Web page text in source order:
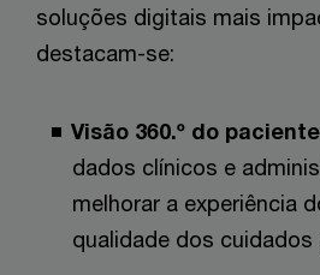
soluções digitais mais
destacam-se:
Visão 360.º do
dados clínicos e
melhorar a experiência
qualidade dos cuidados